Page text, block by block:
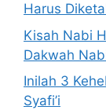
Harus
Kisah Nabi
Dakwah
Inilah 3
Syafi’i